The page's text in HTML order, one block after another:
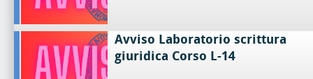
Avviso Laboratorio scrittura
giuridica Corso L-14